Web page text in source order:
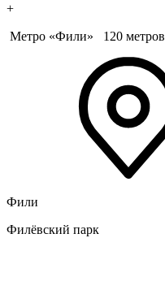
+
Метро «Фили»
120 метров
Фили
Филёвский парк